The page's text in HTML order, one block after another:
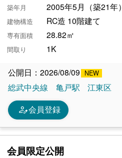
築年月 2005年5月（築21年）
建物構造 RC造 10階建て
専有面積 28.82㎡
間取り 1K
公開日：2026/08/09
総武中央線
亀戸駅 江東区
person_edit会員登録
会員限定公開